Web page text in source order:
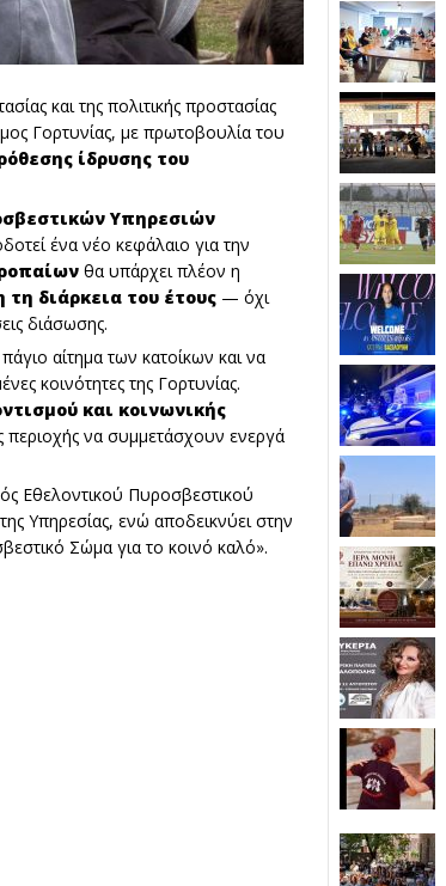
και της πολιτικής προστασίας
Γορτυνίας, με πρωτοβουλία του
ίδρυσης του
Υπηρεσιών
ένα νέο κεφάλαιο για την
θα υπάρχει πλέον η
διάρκεια του έτους — όχι
διάσωσης.
αίτημα των κατοίκων και να
κοινότητες της Γορτυνίας.
και κοινωνικής
περιοχής να συμμετάσχουν ενεργά
Εθελοντικού Πυροσβεστικού
Υπηρεσίας, ενώ αποδεικνύει στην
Σώμα για το κοινό καλό».